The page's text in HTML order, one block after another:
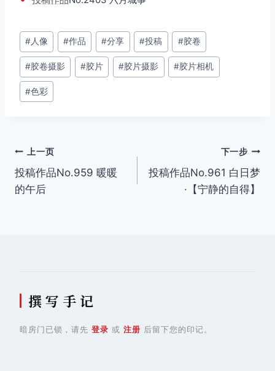
文
章
标
签：
#人像 #作品 #分享 #投稿 #胶卷
#胶卷摄影 #胶片 #胶片摄影 #胶片相机
#色彩
文
章
上一页
投稿作品No.959 暖暖
的午后
下一步
投稿作品No.961 白日梦
·【宁静的自得】
撰 写 手 记
暗房门已锁，请先 登录 或 注册 后留下您的印记。